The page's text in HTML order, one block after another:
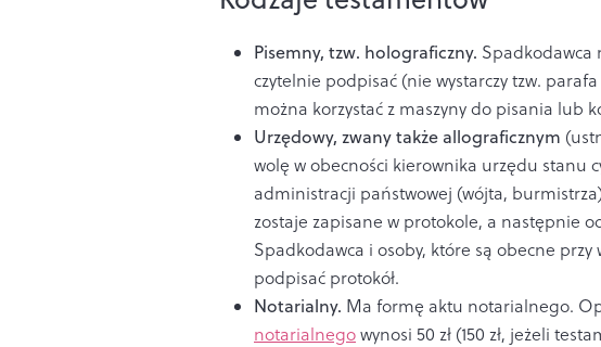
Pisemny, tzw. holograficzny. Spadkodawca
czytelnie podpisać (nie wystarczy tzw.
można korzystać z maszyny do pisania lub
Urzędowy, zwany także allograficznym
wolę w obecności kierownika urzędu stanu
administracji państwowej (wójta,
zostaje zapisane w protokole, a następnie
Spadkodawca i osoby, które są obecne
podpisać protokół.
Notarialny. Ma formę aktu notarialnego.
notarialnegowynosi 50 zł (150 zł, jeżeli